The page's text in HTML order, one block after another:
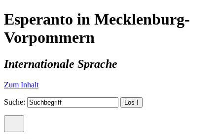
Esperanto in Mecklenburg-
Vorpommern
Internationale Sprache
Zum Inhalt
Suche: